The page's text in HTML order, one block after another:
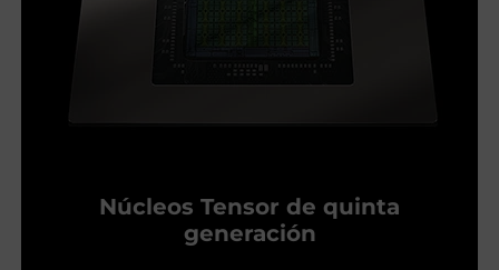
Núcleos Tensor de quinta
generación